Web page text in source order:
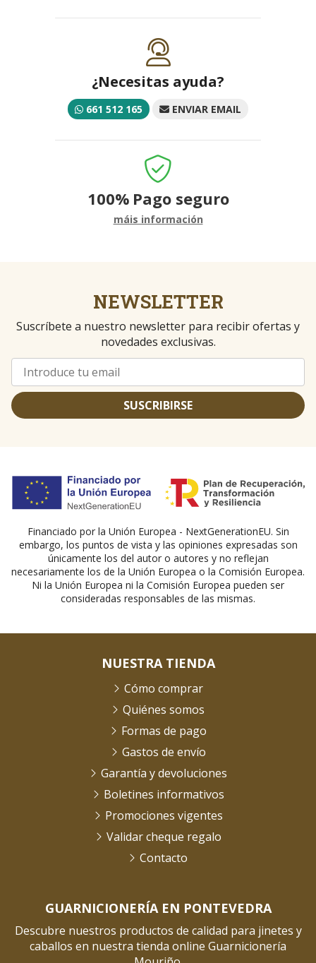
¿Necesitas ayuda?
661 512 165 ENVIAR EMAIL
100% Pago seguro
máis información
NEWSLETTER
Suscríbete a nuestro newsletter para recibir ofertas y
novedades exclusivas.
SUSCRIBIRSE
Financiado por la Unión Europea - NextGenerationEU. Sin
embargo, los puntos de vista y las opiniones expresadas son
únicamente los del autor o autores y no reflejan
necesariamente los de la Unión Europea o la Comisión Europea.
Ni la Unión Europea ni la Comisión Europea pueden ser
consideradas responsables de las mismas.
GUARNICIONERÍA EN PONTEVEDRA
Descubre nuestros productos de calidad para jinetes y
caballos en nuestra tienda online Guarnicionería
NUESTRA TIENDA
Cómo comprar
Quiénes somos
Formas de pago
Gastos de envío
Garantía y devoluciones
Boletines informativos
Promociones vigentes
Validar cheque regalo
Contacto